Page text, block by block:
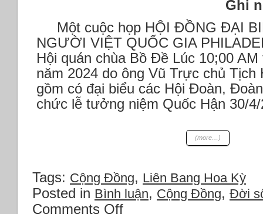
2024
Ghi nhanh của
Một cuộc họp HỘI ĐỒNG ĐẠI
NGƯỜI VIỆT QUỐC GIA
Hội quán chùa Bồ Đề Lúc 10;00
năm 2024 do ông Vũ Trực chủ
gồm có đại biểu các Hội Đoàn,
chức lễ tưởng niệm Quốc Hận 30/
(more…)
Tags: Cộng Đồng, Liên Bang Hoa Kỳ
Posted in Bình luận, Cộng Đồng, Đời
Comments Offon